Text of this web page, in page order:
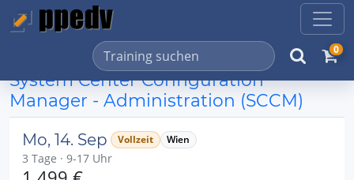
0
System Center Configuration
Manager - Administration (SCCM)
Mo, 14. Sep Vollzeit Wien
3 Tage · 9-17 Uhr